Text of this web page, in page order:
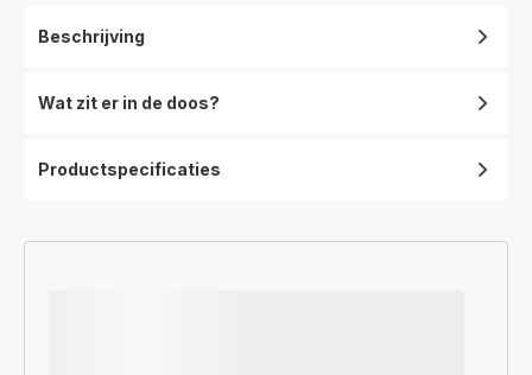
Beschrijving
Wat zit er in de doos?
Productspecificaties